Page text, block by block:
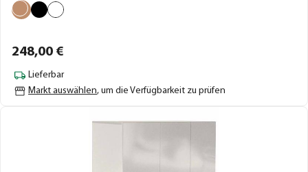
248,00 €
Lieferbar
Markt auswählen, um die Verfügbarkeit zu prüfen